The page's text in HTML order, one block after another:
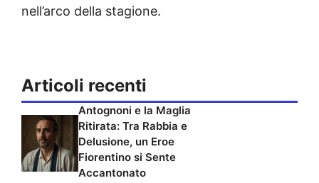
nell’arco della stagione.
Articoli recenti
Antognoni e la Maglia
Ritirata: Tra Rabbia e
Delusione, un Eroe
Fiorentino si Sente
Accantonato